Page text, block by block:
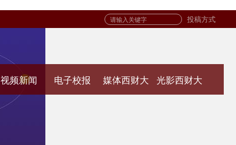
投稿方式
视频新闻 电子校报 媒体西财大 光影西财大